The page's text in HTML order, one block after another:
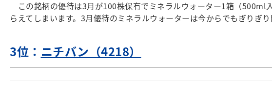
この銘柄の優待は3月が100株保有でミネラルウォーター1箱（500ml
らえてしまいます。3月優待のミネラルウォーターは今からでもぎりぎ
3位： ニチバン（4218）